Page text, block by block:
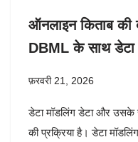
ऑनलाइन किताब की
DBML के साथ डेटा
फ़रवरी 21, 2026
डेटा मॉडलिंग डेटा और उसके
की प्रक्रिया है। डेटा